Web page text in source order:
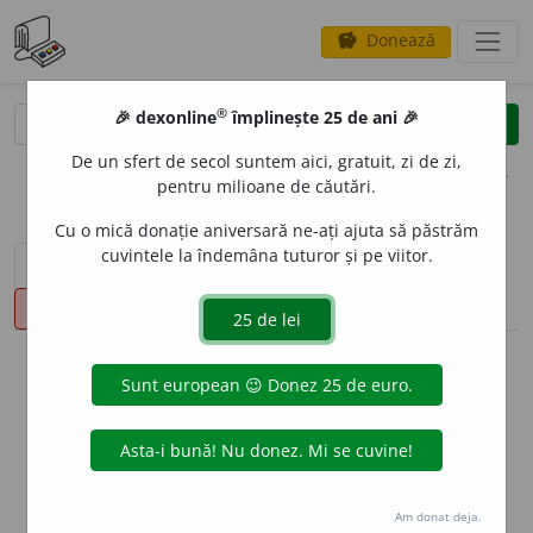
savings Donează
clear
opțiuni
sinteza definițiilor (1) definiții (16)
conjugări
info
Aceste definiții sunt compilate de
echipa dexonline. Definițiile
originale se află pe filadefiniții.
Puteți reordona filele pe pagina de
🎉 dexonline® împlinește 25 de ani 🎉
De un sfert de secol suntem aici, gratuit, zi de zi,
pentru milioane de căutări.
Cu o mică donație aniversară ne-ați ajuta să păstrăm
cuvintele la îndemâna tuturor și pe viitor.
Am donat deja.